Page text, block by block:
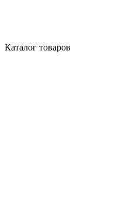
Каталог товаров